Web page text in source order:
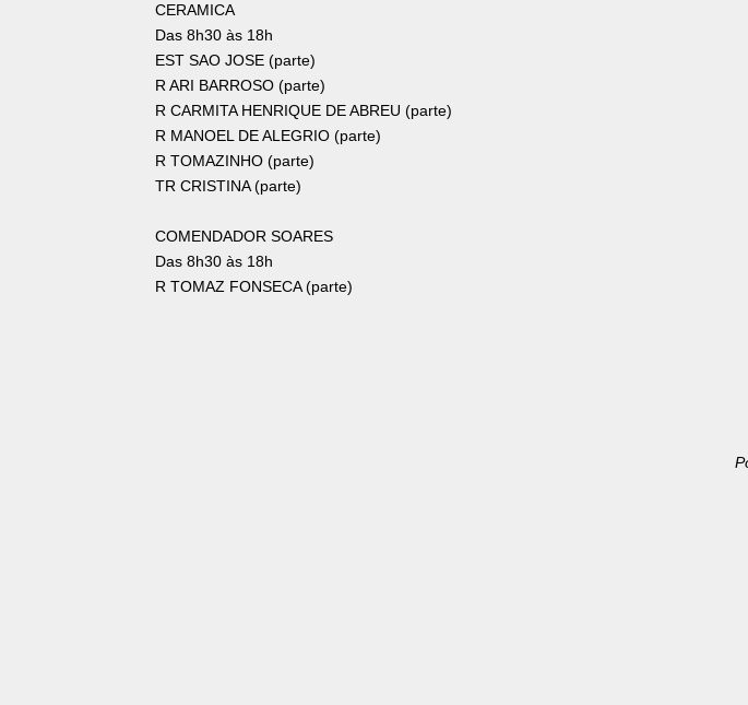
CERAMICA
Das 8h30 às 18h
EST SAO JOSE (parte)
R ARI BARROSO (parte)
R CARMITA HENRIQUE DE ABREU (parte)
R MANOEL DE ALEGRIO (parte)
R TOMAZINHO (parte)
TR CRISTINA (parte)
COMENDADOR SOARES
Das 8h30 às 18h
R TOMAZ FONSECA (parte)